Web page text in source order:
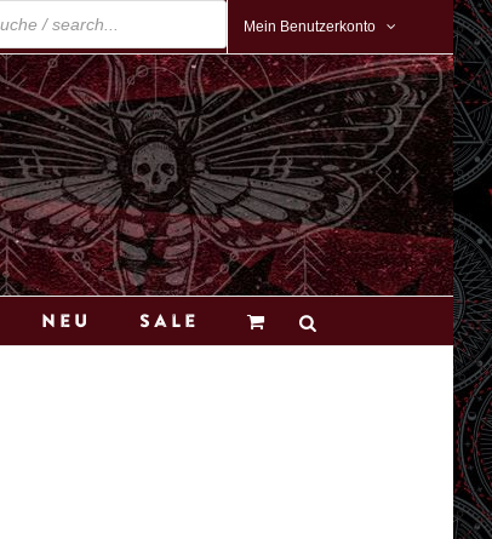
Mein Benutzerkonto
Neu Sale